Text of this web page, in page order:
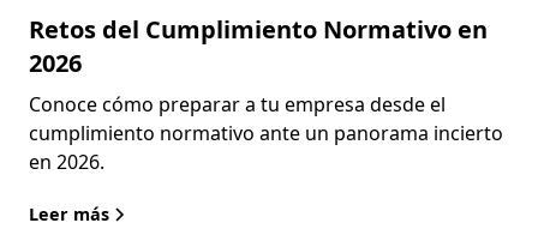
Retos del Cumplimiento Normativo en
2026
Conoce cómo preparar a tu empresa desde el
cumplimiento normativo ante un panorama incierto
en 2026.
Leer más